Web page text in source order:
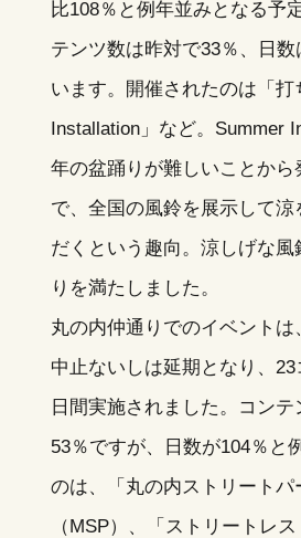
比108％と例年並みとなる予
テンツ数は昨対で33％、日数
います。開催されたのは「打
Installation」など。Summer
年の盆踊りが難しいことから
で、全国の風鈴を展示して涼
だくという趣向。涼しげな風
りを満たしました。
丸の内仲通りでのイベントは
中止ないしは延期となり、
日間実施されました。コン
53％ですが、日数が104％と
のは、「丸の内ストリートパ
（MSP）、「ストリートレ